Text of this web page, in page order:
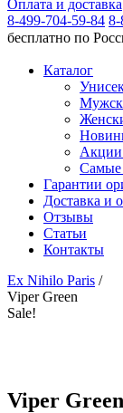
Оплата и доставка
8-499-704-59-84 8-
бесплатно по
Каталог
Самые
Гарантии
Доставка и
Отзывы
Статьи
Контакты
Ex Nihilo Paris /
Viper Green
Sale!
Viper